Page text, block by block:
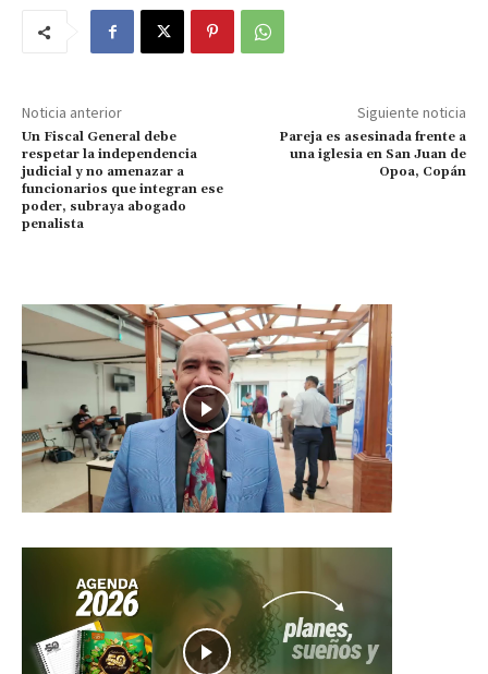
Noticia anterior
Un Fiscal General debe
respetar la independencia
judicial y no amenazar a
funcionarios que integran ese
poder, subraya abogado
penalista
Siguiente noticia
Pareja es asesinada frente a
una iglesia en San Juan de
Opoa, Copán